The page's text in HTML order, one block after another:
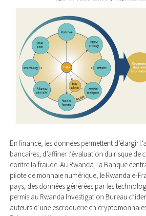
En finance, les données permettent d’élargir
bancaires, d’affiner l’évaluation du risque de
contre la fraude. Au Rwanda, la Banque
pilote de monnaie numérique, le Rwanda e-
pays, des données générées par les
permis au Rwanda Investigation Bureau
auteurs d’une escroquerie en